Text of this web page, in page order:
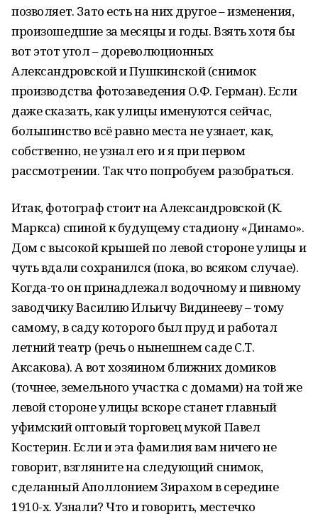
позволяет. Зато есть на них другое – изменения,
произошедшие за месяцы и годы. Взять хотя бы
вот этот угол – дореволюционных
Александровской и Пушкинской (снимок
производства фотозаведения О.Ф. Герман). Если
даже сказать, как улицы именуются сейчас,
большинство всё равно места не узнает, как,
собственно, не узнал его и я при первом
рассмотрении. Так что попробуем разобраться.
Итак, фотограф стоит на Александровской (К.
Маркса) спиной к будущему стадиону «Динамо».
Дом с высокой крышей по левой стороне улицы и
чуть вдали сохранился (пока, во всяком случае).
Когда-то он принадлежал водочному и пивному
заводчику Василию Ильичу Видинееву – тому
самому, в саду которого был пруд и работал
летний театр (речь о нынешнем саде С.Т.
Аксакова). А вот хозяином ближних домиков
(точнее, земельного участка с домами) на той же
левой стороне улицы вскоре станет главный
уфимский оптовый торговец мукой Павел
Костерин. Если и эта фамилия вам ничего не
говорит, взгляните на следующий снимок,
сделанный Аполлонием Зирахом в середине
1910-х. Узнали? Что и говорить, местечко